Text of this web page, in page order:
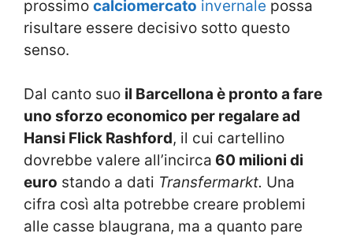
prossimo calciomercato invernale possa
risultare essere decisivo sotto questo
senso.
Dal canto suo il Barcellona è pronto a fare
uno sforzo economico per regalare ad
Hansi Flick Rashford, il cui cartellino
dovrebbe valere all’incirca 60 milioni di
euro stando a dati Transfermarkt. Una
cifra così alta potrebbe creare problemi
alle casse blaugrana, ma a quanto pare